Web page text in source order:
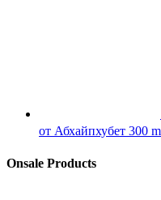
от Абхайпхубет 300
Onsale Products